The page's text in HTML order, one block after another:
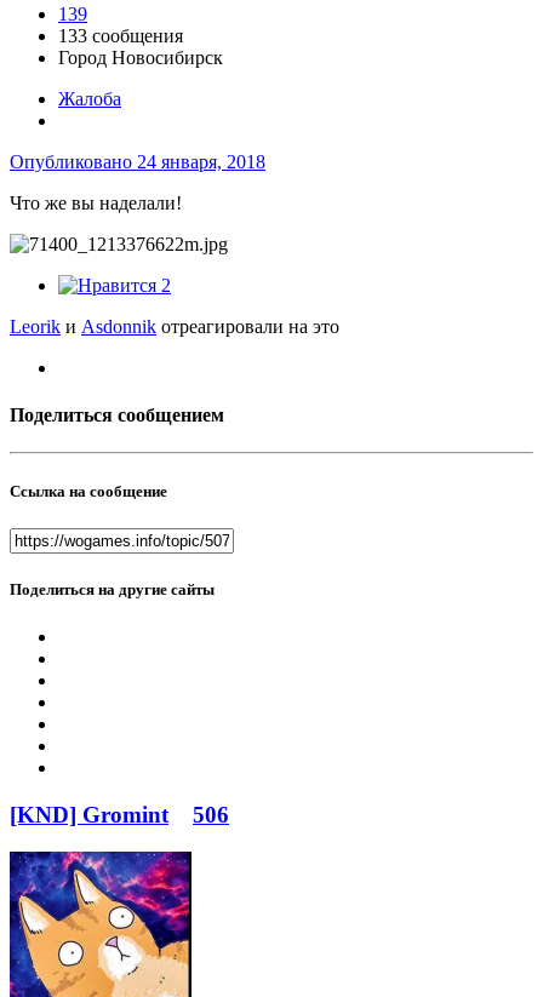
139
133 сообщения
Город Новосибирск
Жалоба
Опубликовано 24 января, 2018
Что же вы наделали!
2
Leorik и Asdonnik отреагировали на это
Поделиться сообщением
Ссылка на сообщение
Поделиться на другие сайты
[KND] Gromint 506